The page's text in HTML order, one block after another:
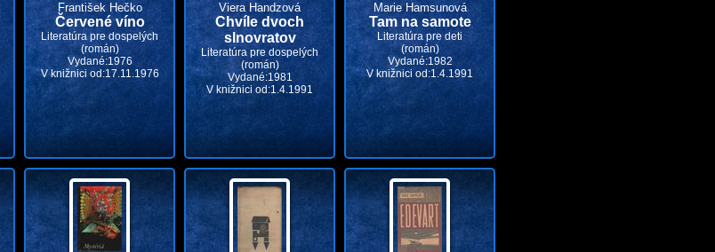
František Hečko
Červené víno
Literatúra pre dospelých
(román)
Vydané:1976
V knižnici od:17.11.1976
Viera Handzová
Chvíle dvoch
slnovratov
Literatúra pre dospelých
(román)
Vydané:1981
V knižnici od:1.4.1991
Marie Hamsunová
Tam na samote
Literatúra pre deti
(román)
Vydané:1982
V knižnici od:1.4.1991